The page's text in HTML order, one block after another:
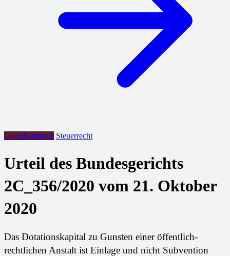
Grundsatzurteil Steuerrecht
Urteil des Bundesgerichts
2C_356/2020 vom 21. Oktober
2020
Das Dotationskapital zu Gunsten einer öffentlich-
rechtlichen Anstalt ist Einlage und nicht Subvention